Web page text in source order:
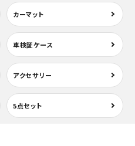
カーマット
車検証ケース
アクセサリー
5点セット